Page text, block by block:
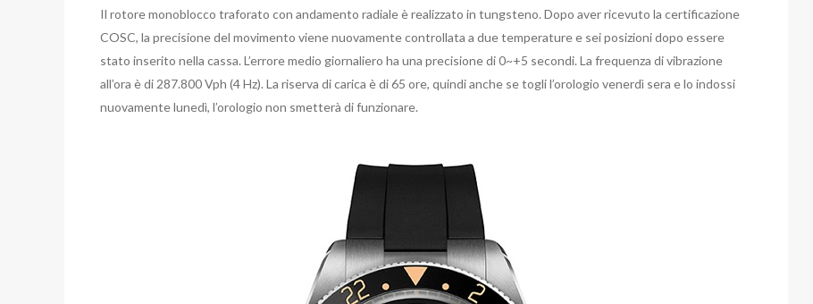
Il rotore monoblocco traforato con andamento radiale è realizzato in tungsteno. Dopo aver ricevuto la certificazione
COSC, la precisione del movimento viene nuovamente controllata a due temperature e sei posizioni dopo essere
stato inserito nella cassa. L’errore medio giornaliero ha una precisione di 0~+5 secondi. La frequenza di vibrazione
all’ora è di 287.800 Vph (4 Hz). La riserva di carica è di 65 ore, quindi anche se togli l’orologio venerdì sera e lo indossi
nuovamente lunedì, l’orologio non smetterà di funzionare.